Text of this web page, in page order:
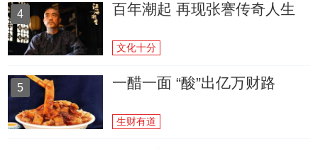
4 百年潮起 再现张謇传奇人生
文化十分
5 一醋一面 “酸”出亿万财路
生财有道